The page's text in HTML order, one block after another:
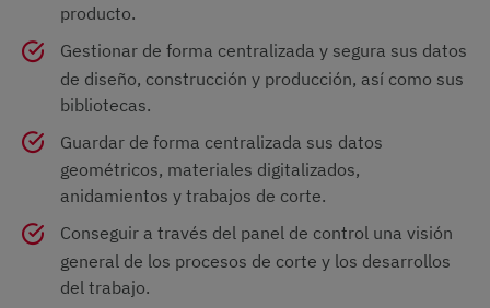
producto.
Gestionar de forma centralizada y segura sus datos
de diseño, construcción y producción, así como sus
bibliotecas.
Guardar de forma centralizada sus datos
geométricos, materiales digitalizados,
anidamientos y trabajos de corte.
Conseguir a través del panel de control una visión
general de los procesos de corte y los desarrollos
del trabajo.